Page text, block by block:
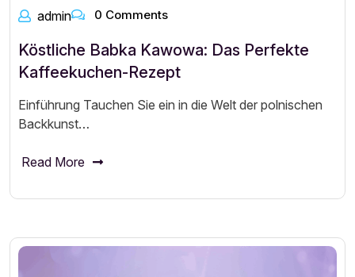
admin 0 Comments
Köstliche Babka Kawowa: Das Perfekte
Kaffeekuchen-Rezept
Einführung Tauchen Sie ein in die Welt der polnischen
Backkunst…
Read More